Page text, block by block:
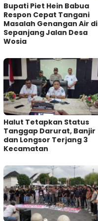
Bupati Piet Hein Babua
Respon Cepat Tangani
Masalah Genangan Air di
Sepanjang Jalan Desa
Wosia
Halut Tetapkan Status
Tanggap Darurat, Banjir
dan Longsor Terjang 3
Kecamatan